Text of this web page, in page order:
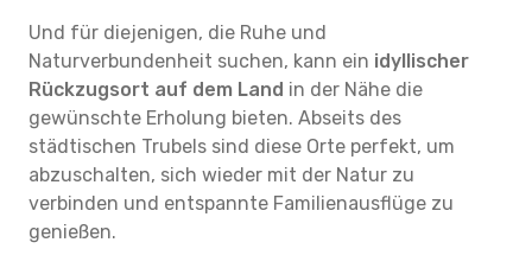
Und für diejenigen, die Ruhe und
Naturverbundenheit suchen, kann ein idyllischer
Rückzugsort auf dem Land in der Nähe die
gewünschte Erholung bieten. Abseits des
städtischen Trubels sind diese Orte perfekt, um
abzuschalten, sich wieder mit der Natur zu
verbinden und entspannte Familienausflüge zu
genießen.